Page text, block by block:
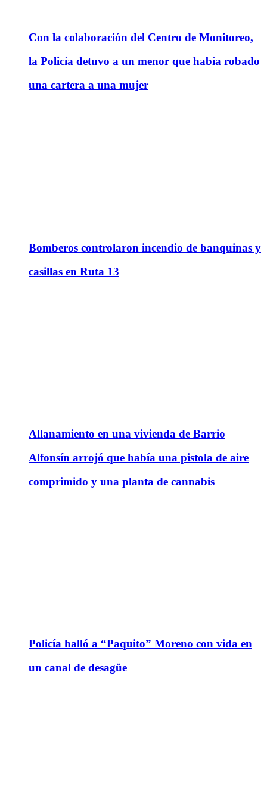
Con la colaboración del Centro de Monitoreo,
la Policía detuvo a un menor que había robado
una cartera a una mujer
Bomberos controlaron incendio de banquinas y
casillas en Ruta 13
Allanamiento en una vivienda de Barrio
Alfonsín arrojó que había una pistola de aire
comprimido y una planta de cannabis
Policía halló a “Paquito” Moreno con vida en
un canal de desagüe